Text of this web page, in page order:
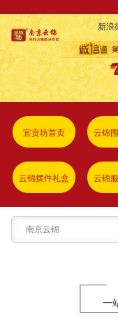
新浪
宜贡坊首页 云锦
云锦摆件礼盒 云锦
一